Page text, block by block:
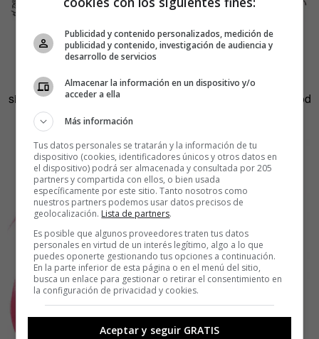
Marrero dibuja a mano alzada. Usa el collage y fotos
intervenidas pero sólo emplea técnicas manuales, nada
digital. Sus temas favoritos: «La religión, lo oculto, lo
siniestro, el porno gay de los años 50 a los 70, el Hollywood
clásico, las imágenes de poder, lo autobiográfico…».
Publicidad y contenido personalizados, medición de
publicidad y contenido, investigación de audiencia y
desarrollo de servicios
Almacenar la información en un dispositivo y/o
acceder a ella
Más información
Tus datos personales se tratarán y la información de tu
dispositivo (cookies, identificadores únicos y otros datos en
el dispositivo) podrá ser almacenada y consultada por 205
partners y compartida con ellos, o bien usada
específicamente por este sitio. Tanto nosotros como
nuestros partners podemos usar datos precisos de
geolocalización. Lista de partners.
Es posible que algunos proveedores traten tus datos
personales en virtud de un interés legítimo, algo a lo que
puedes oponerte gestionando tus opciones a continuación.
En la parte inferior de esta página o en el menú del sitio,
busca un enlace para gestionar o retirar el consentimiento en
la configuración de privacidad y cookies.
Aceptar y seguir GRATIS